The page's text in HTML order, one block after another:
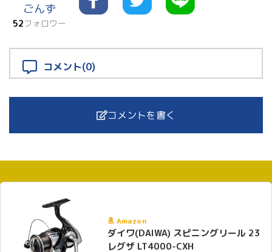
ごんず
52フォロワー
コメント(0)
コメントを書く
Amazon
ダイワ(DAIWA) スピニングリール 23
レグザ LT4000-CXH